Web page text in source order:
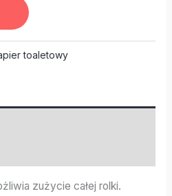
toaletowy
zużycie całej rolki.